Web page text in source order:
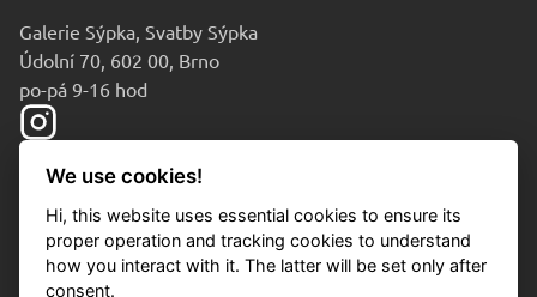
Galerie Sýpka, Svatby Sýpka
Údolní 70, 602 00, Brno
po-pá 9-16 hod
We use cookies!
Hi, this website uses essential cookies to ensure its
proper operation and tracking cookies to understand
how you interact with it. The latter will be set only after
consent.